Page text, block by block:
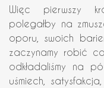
Więc pierwszy
polegałby na
oporu, swoich
zaczynamy robić
odkładaliśmy na
uśmiech,